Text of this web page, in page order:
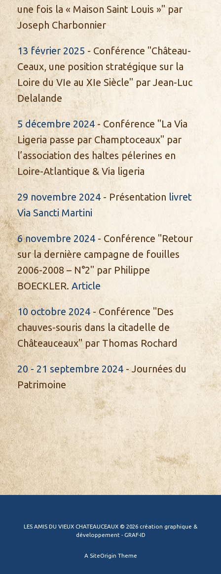
une fois la « Maison Saint Louis »" par
Joseph Charbonnier
13 février 2025 - Conférence "Château-
Ceaux, une position stratégique sur la
Loire du VIe au XIe Siècle" par Jean-Luc
Delalande
5 décembre 2024 - Conférence "La Via
Ligeria passe par Champtoceaux" par
l’association des haltes pélerines en
Loire-Atlantique & Via ligeria
29 novembre 2024 - Présentation livret
Via Sancti Martini
6 novembre 2024 - Conférence "Retour
sur la dernière campagne de fouilles
2006-2008 – N°2" par Philippe
BOECKLER. Article
10 octobre 2024- Conférence "Des
chauves-souris dans la citadelle de
Châteauceaux" par Thomas Rochard
20 - 21 septembre 2024 - Journées du
Patrimoine
LES AMIS DU VIEUX CHATEAUCEAUX © 2026 création graphique &
développement - GRAF-ID
A SiteOrigin Theme